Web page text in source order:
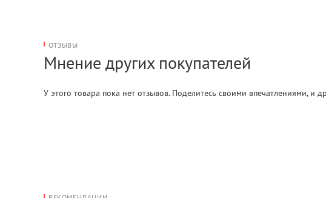
ОТЗЫВЫ
Мнение других покупателей
У этого товара пока нет отзывов. Поделитесь своими впечатлениями, и